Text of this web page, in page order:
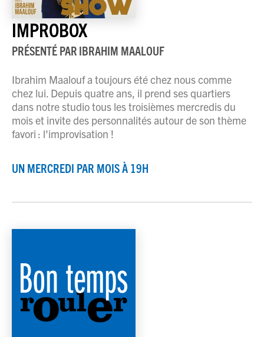
IMPROBOX
PRÉSENTÉ PAR IBRAHIM MAALOUF
Ibrahim Maalouf a toujours été chez nous comme
chez lui. Depuis quatre ans, il prend ses quartiers
dans notre studio tous les troisièmes mercredis du
mois et invite des personnalités autour de son thème
favori : l'improvisation !
UN MERCREDI PAR MOIS À 19H